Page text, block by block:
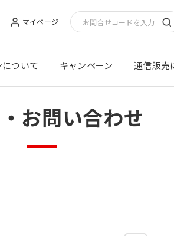
マイページ
について キャンペーン 通信販売
お問い合わせ